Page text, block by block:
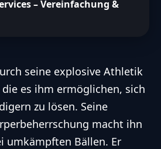
– Vereinfachung &
seine explosive Athletik
es ihm ermöglichen, sich
zu lösen. Seine
macht ihn
umkämpften Bällen. Er